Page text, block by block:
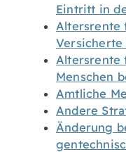
Eintritt in
Altersrente
Versicherte
Altersrente
Menschen
Amtliche
Andere
Änderung